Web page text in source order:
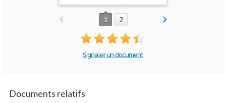
1 2
Signaler un document
Documents relatifs